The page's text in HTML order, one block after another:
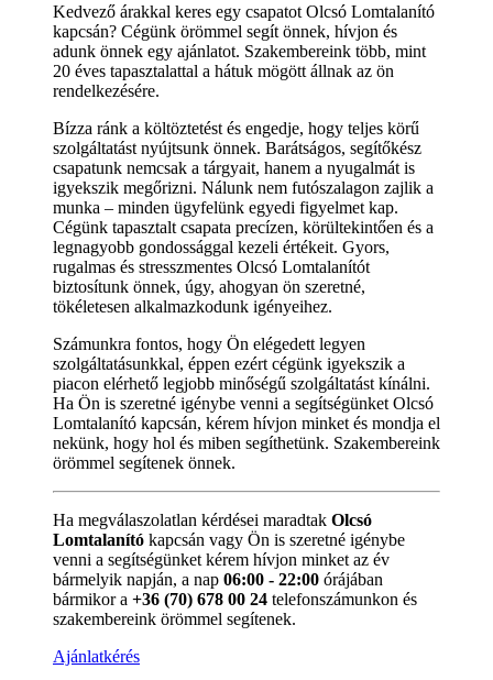
Kedvező árakkal keres egy csapatot Olcsó Lomtalanító
kapcsán? Cégünk örömmel segít önnek, hívjon és
adunk önnek egy ajánlatot. Szakembereink több, mint
20 éves tapasztalattal a hátuk mögött állnak az ön
rendelkezésére.
Bízza ránk a költöztetést és engedje, hogy teljes körű
szolgáltatást nyújtsunk önnek. Barátságos, segítőkész
csapatunk nemcsak a tárgyait, hanem a nyugalmát is
igyekszik megőrizni. Nálunk nem futószalagon zajlik a
munka – minden ügyfelünk egyedi figyelmet kap.
Cégünk tapasztalt csapata precízen, körültekintően és a
legnagyobb gondossággal kezeli értékeit. Gyors,
rugalmas és stresszmentes Olcsó Lomtalanítót
biztosítunk önnek, úgy, ahogyan ön szeretné,
tökéletesen alkalmazkodunk igényeihez.
Számunkra fontos, hogy Ön elégedett legyen
szolgáltatásunkkal, éppen ezért cégünk igyekszik a
piacon elérhető legjobb minőségű szolgáltatást kínálni.
Ha Ön is szeretné igénybe venni a segítségünket Olcsó
Lomtalanító kapcsán, kérem hívjon minket és mondja el
nekünk, hogy hol és miben segíthetünk. Szakembereink
örömmel segítenek önnek.
Ha megválaszolatlan kérdései maradtak Olcsó
Lomtalanító kapcsán vagy Ön is szeretné igénybe
venni a segítségünket kérem hívjon minket az év
bármelyik napján, a nap 06:00 - 22:00 órájában
bármikor a +36 (70) 678 00 24 telefonszámunkon és
szakembereink örömmel segítenek.
Ajánlatkérés